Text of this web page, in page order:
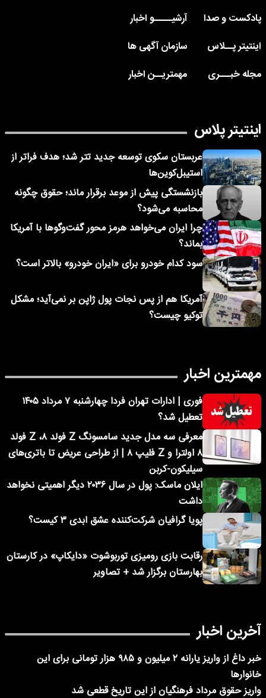
پادکست و صدا
آرشیـــــو اخبار
اینتیتر پــلاس
سازمان آگهی ها
مجله خبـــری
مهمتریــن اخبار
اینتیتر پلاس
عربستان سکوی توسعه جدید تتر شد؛ هدف فراتر از
استیبل‌کوین‌ها
بازنشستگی پیش از موعد برقرار ماند؛ حقوق چگونه
محاسبه می‌شود؟
چرا ایران می‌خواهد هرمز محور گفت‌وگوها با آمریکا
بماند؟
سود کدام خودرو برای «ایران خودرو» بالاتر است؟
آمریکا هم از پس نجات پول ژاپن بر نمی‌آید؛ مشکل
توکیو چیست؟
مهمترین اخبار
فوری | ادارات تهران فردا چهارشنبه ۷ مرداد ۱۴۰۵
تعطیل شد؟
معرفی سه مدل جدید سامسونگ Z فولد ۸، Z فولد
۸ اولترا و Z فلیپ ۸ | از طراحی عریض تا باتری‌های
سیلیکون-کربن
ایلان ماسک: پول در سال ۲۰۳۶ دیگر اهمیتی نخواهد
داشت
پویا گرافیان شرکت‌کننده عشق ابدی ۳ کیست؟
رقابت بازی رومیزی توربوشوت «دایکاپ» در کارستان
بهارستان برگزار شد + تصاویر
آخرین اخبار
خبر داغ از واریز یارانه ۲ میلیون و ۹۸۵ هزار تومانی برای این
خانوارها
واریز حقوق مرداد فرهنگیان از این تاریخ قطعی شد